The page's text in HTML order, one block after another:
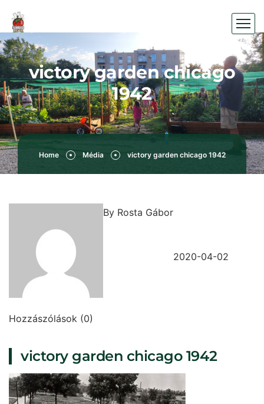
victory garden chicago
1942
Home Média victory garden chicago 1942
By Rosta Gábor
2020-04-02
Hozzászólások (0)
victory garden chicago 1942